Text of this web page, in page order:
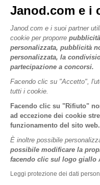
Janod.com e i
Janod.com e i suoi partner
cookie per proporre pubblicità
personalizzata, pubblicità
personalizzata, la
partecipazione a concorsi.
Facendo clic su "Accetto",
tutti i cookie.
Facendo clic su "Rifiuto"
ad eccezione dei cookie
funzionamento del sito web.
È inoltre possibile
possibile modificare la
facendo clic sul logo giallo
Leggi protezione dei dati
Negozi
Termini delle offerte
Dati personali
Cookies
Termini delle offerte
Le nostre attività
Impegni di RSI
Cos'è FSC®?
I NOSTRI SERVIZI
Pagamento
Acquista ora, paga dopo
Spedizione
Video
Regole di gioco e istruzioni
Pezzi staccati
Attività per bambini da
PROFESSIONALE
Contatti stampa
SEGUICI